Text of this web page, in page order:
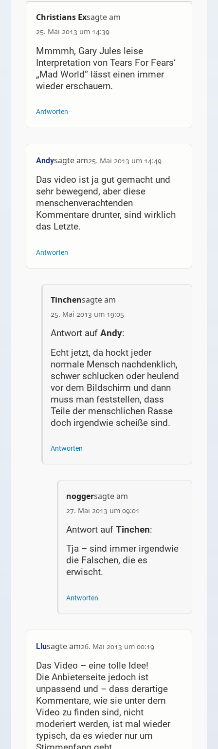
Christians Exsagte am
25. Mai 2013 um 14:39
Mmmmh, Gary Jules leise
Interpretation von Tears For Fears‘
„Mad World“ lässt einen immer
wieder erschauern.
Antworten
Andysagte am25. Mai 2013 um 14:49
Das video ist ja gut gemacht und
sehr bewegend, aber diese
menschenverachtenden
Kommentare drunter, sind wirklich
das Letzte.
Antworten
Tinchensagte am
25. Mai 2013 um 19:05
Antwort aufAndy:
Echt jetzt, da hockt jeder
normale Mensch nachdenklich,
schwer schlucken oder heulend
vor dem Bildschirm und dann
muss man feststellen, dass
Teile der menschlichen Rasse
doch irgendwie scheiße sind.
Antworten
noggersagte am
27. Mai 2013 um 09:01
Antwort aufTinchen:
Tja – sind immer irgendwie
die Falschen, die es
erwischt.
Antworten
Llusagte am26. Mai 2013 um 00:19
Das Video – eine tolle Idee!
Die Anbieterseite jedoch ist
unpassend und – dass derartige
Kommentare, wie sie unter dem
Video zu finden sind, nicht
moderiert werden, ist mal wieder
typisch, da es wieder nur um